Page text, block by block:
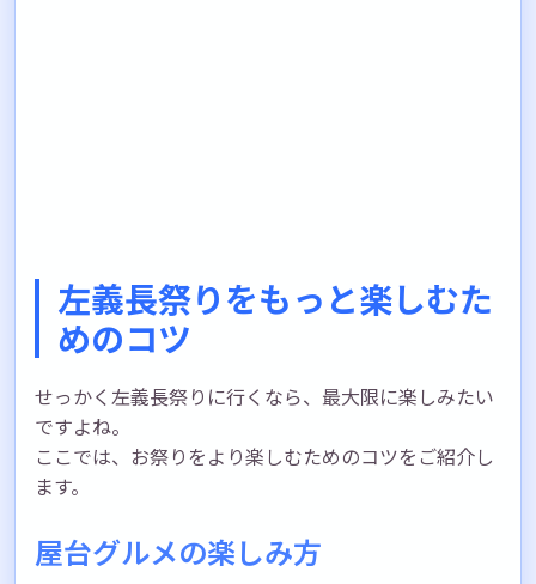
左義長祭りをもっと楽しむた
めのコツ
せっかく左義長祭りに行くなら、最大限に楽しみたい
ですよね。
ここでは、お祭りをより楽しむためのコツをご紹介し
ます。
屋台グルメの楽しみ方